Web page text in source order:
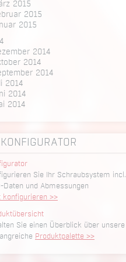
2015
2015
2015
2014
2014
2014
2014
2014
2014
KONFIGURATOR
Sie Ihr Schraubsystem incl.
Daten und Abmessungen
konfigurieren >>
Sie einen Überblick über unsere
Produktpalette >>